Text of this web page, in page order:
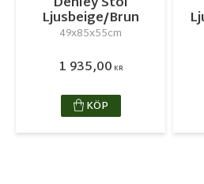
Ljusbeige/Brun
49x85x55cm
1 935,00 KR
KÖP